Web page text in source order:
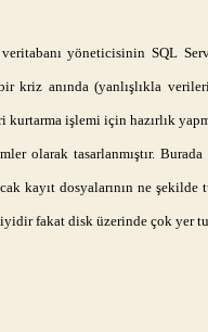
yöneticisinin SQL
kriz anında (yanlışlıkla
işlemi için hazırlık
olarak tasarlanmıştır.
kayıt dosyalarının ne şekilde
iyidir fakat disk üzerinde çok yer